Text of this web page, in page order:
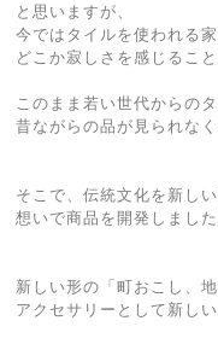
と思いますが、
今ではタイルを使われる
どこか寂しさを感じること
このまま若い世代からの
昔ながらの品が見られな
そこで、伝統文化を新し
想いで商品を開発しました
新しい形の「町おこし、
アクセサリーとして新し